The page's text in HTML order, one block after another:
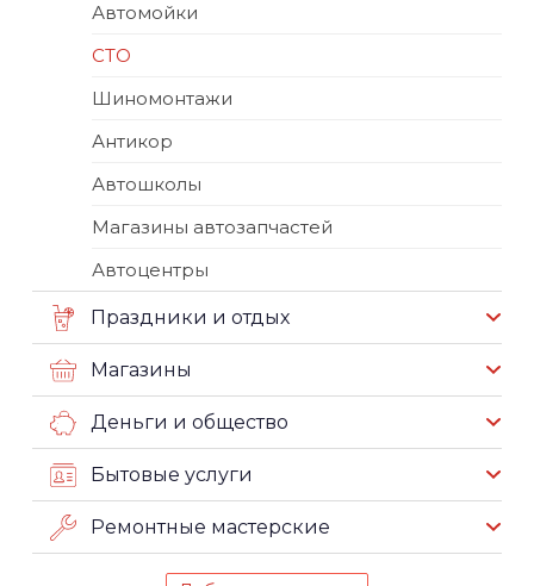
Автомойки
СТО
Шиномонтажи
Антикор
Автошколы
Магазины автозапчастей
Автоцентры
Праздники и отдых
Магазины
Деньги и общество
Бытовые услуги
Ремонтные мастерские